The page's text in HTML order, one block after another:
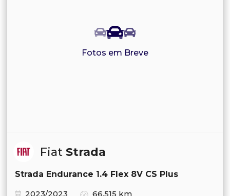
Fotos em Breve
Fiat Strada
Strada Endurance 1.4 Flex 8V CS Plus
2023/2023
66.515 km